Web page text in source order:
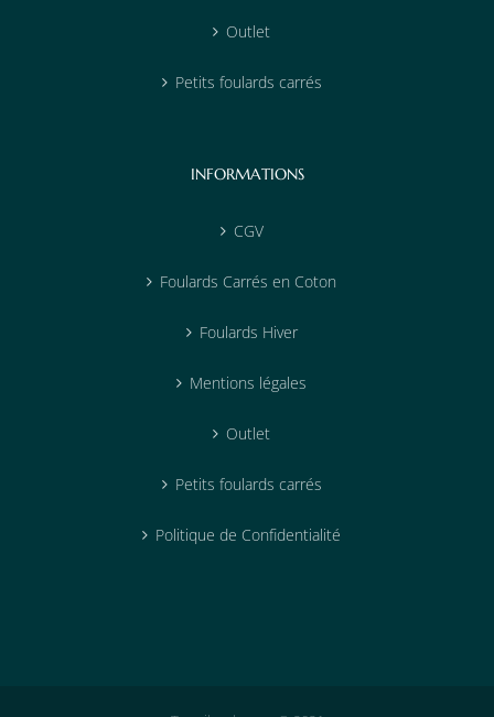
Outlet
Petits foulards carrés
INFORMATIONS
CGV
Foulards Carrés en Coton
Foulards Hiver
Mentions légales
Outlet
Petits foulards carrés
Politique de Confidentialité